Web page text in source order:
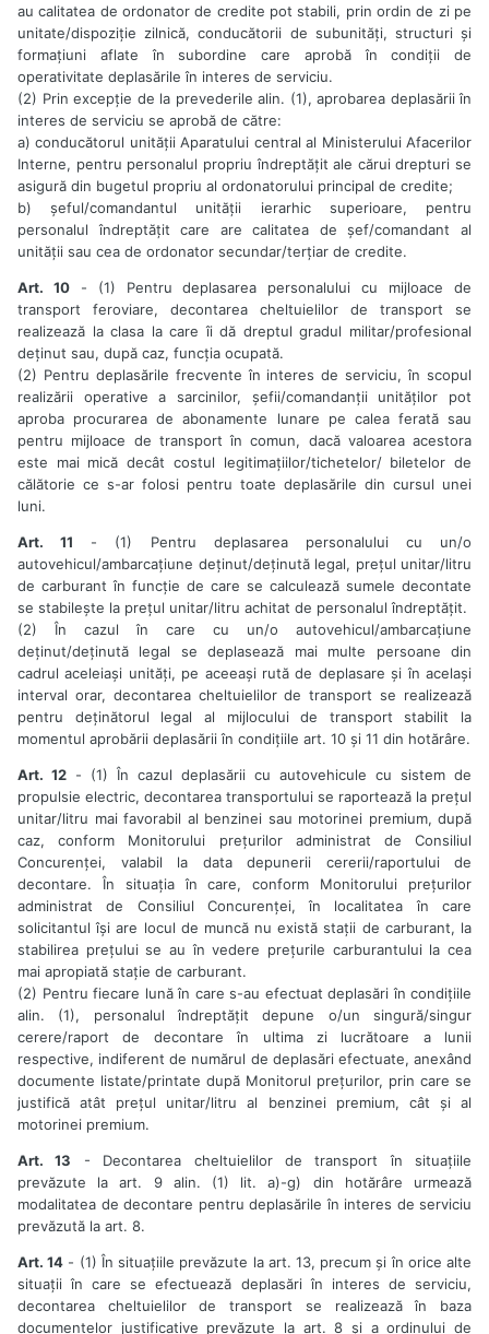
au calitatea de ordonator de credite pot stabili, prin ordin de zi pe
unitate/dispoziție zilnică, conducătorii de subunități, structuri și
formațiuni aflate în subordine care aprobă în condiții de
operativitate deplasările în interes de serviciu.
(2) Prin excepție de la prevederile alin. (1), aprobarea deplasării în
interes de serviciu se aprobă de către:
a) conducătorul unității Aparatului central al Ministerului Afacerilor
Interne, pentru personalul propriu îndreptățit ale cărui drepturi se
asigură din bugetul propriu al ordonatorului principal de credite;
b) șeful/comandantul unității ierarhic superioare, pentru
personalul îndreptățit care are calitatea de șef/comandant al
unității sau cea de ordonator secundar/terțiar de credite.
Art. 10- (1) Pentru deplasarea personalului cu mijloace de
transport feroviare, decontarea cheltuielilor de transport se
realizează la clasa la care îi dă dreptul gradul militar/profesional
deținut sau, după caz, funcția ocupată.
(2) Pentru deplasările frecvente în interes de serviciu, în scopul
realizării operative a sarcinilor, șefii/comandanții unităților pot
aproba procurarea de abonamente lunare pe calea ferată sau
pentru mijloace de transport în comun, dacă valoarea acestora
este mai mică decât costul legitimațiilor/tichetelor/ biletelor de
călătorie ce s-ar folosi pentru toate deplasările din cursul unei
luni.
Art. 11 - (1) Pentru deplasarea personalului cu un/o
autovehicul/ambarcațiune deținut/deținută legal, prețul unitar/litru
de carburant în funcție de care se calculează sumele decontate
se stabilește la prețul unitar/litru achitat de personalul îndreptățit.
(2) În cazul în care cu un/o autovehicul/ambarcațiune
deținut/deținută legal se deplasează mai multe persoane din
cadrul aceleiași unități, pe aceeași rută de deplasare și în același
interval orar, decontarea cheltuielilor de transport se realizează
pentru deținătorul legal al mijlocului de transport stabilit la
momentul aprobării deplasării în condițiile art. 10 și 11 din hotărâre.
Art. 12 - (1) În cazul deplasării cu autovehicule cu sistem de
propulsie electric, decontarea transportului se raportează la prețul
unitar/litru mai favorabil al benzinei sau motorinei premium, după
caz, conform Monitorului prețurilor administrat de Consiliul
Concurenței, valabil la data depunerii cererii/raportului de
decontare. În situația în care, conform Monitorului prețurilor
administrat de Consiliul Concurenței, în localitatea în care
solicitantul își are locul de muncă nu există stații de carburant, la
stabilirea prețului se au în vedere prețurile carburantului la cea
mai apropiată stație de carburant.
(2) Pentru fiecare lună în care s-au efectuat deplasări în condițiile
alin. (1), personalul îndreptățit depune o/un singură/singur
cerere/raport de decontare în ultima zi lucrătoare a lunii
respective, indiferent de numărul de deplasări efectuate, anexând
documente listate/printate după Monitorul prețurilor, prin care se
justifică atât prețul unitar/litru al benzinei premium, cât și al
motorinei premium.
Art. 13 - Decontarea cheltuielilor de transport în situațiile
prevăzute la art. 9 alin. (1) lit. a)-g) din hotărâre urmează
modalitatea de decontare pentru deplasările în interes de serviciu
prevăzută la art. 8.
Art. 14 - (1) În situațiile prevăzute la art. 13, precum și în orice alte
situații în care se efectuează deplasări în interes de serviciu,
decontarea cheltuielilor de transport se realizează în baza
documentelor justificative prevăzute la art. 8 și a ordinului de